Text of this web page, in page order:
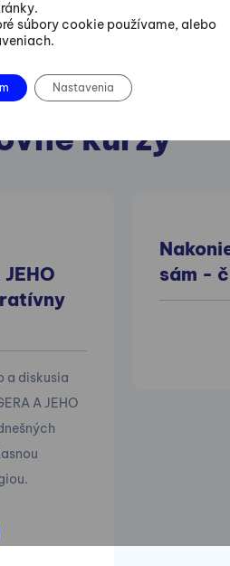
aj
kurzy
a diskusia
A JEHO
sám -
súbory cookie používame, alebo
Nastavenia